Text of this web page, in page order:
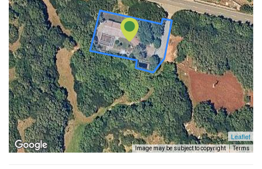
Leaflet
Image may be subject to copyright Terms